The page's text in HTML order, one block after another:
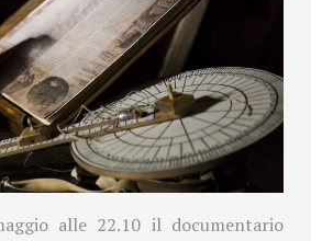
alle 22.10 il documentario